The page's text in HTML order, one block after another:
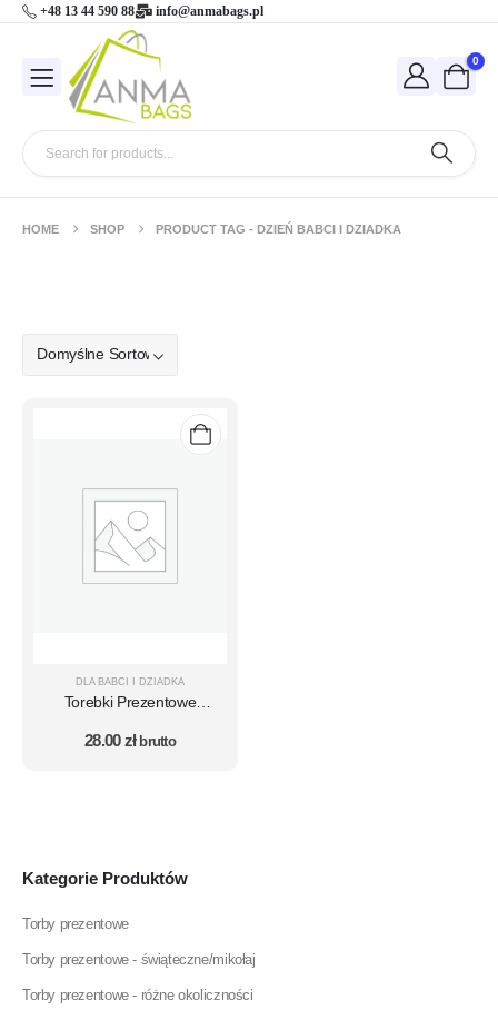
+48 13 44 590 88 info@anmabags.pl
0
HOME SHOP PRODUCT TAG - DZIEŃ BABCI I DZIADKA
DLA BABCI I DZIADKA
Torebki Prezentowe
napisem "Najlepszy
28.00zł brutto
Kategorie Produktów
Torby prezentowe
Torby prezentowe - świąteczne/mikołaj
Torby prezentowe - różne okoliczności